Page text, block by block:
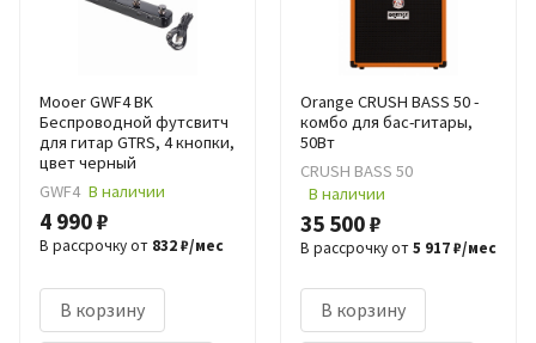
Mooer GWF4 BK
Беспроводной футсвитч
для гитар GTRS, 4 кнопки,
цвет черный
GWF4 В наличии
4 990 ₽
В рассрочку от 832 ₽/мес
В корзину
Orange CRUSH BASS 50 -
комбо для бас-гитары,
50Вт
CRUSH BASS 50
В наличии
35 500 ₽
В рассрочку от5 917 ₽/мес
В корзину